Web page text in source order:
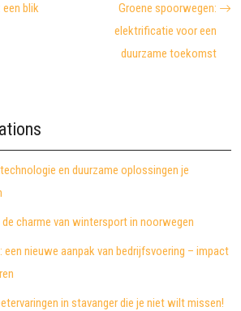
blik
Groene spoorwegen:
elektrificatie voor een
duurzame toekomst
en duurzame oplossingen je
charme van wintersport in noorwegen
nieuwe aanpak van bedrijfsvoering – impact
in stavanger die je niet wilt missen!